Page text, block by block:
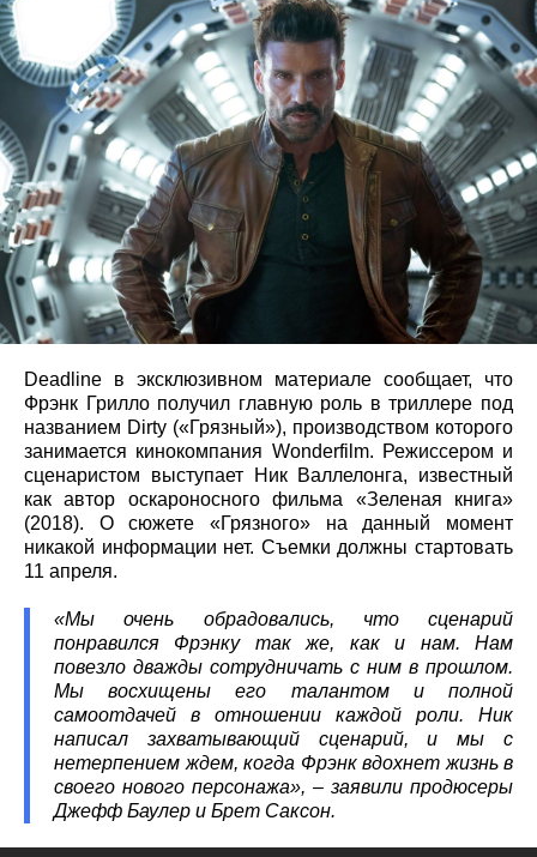
Deadline в эксклюзивном материале сообщает, что
Фрэнк Грилло получил главную роль в триллере под
названием Dirty («Грязный»), производством которого
занимается кинокомпания Wonderfilm. Режиссером и
сценаристом выступает Ник Валлелонга, известный
как автор оскароносного фильма «Зеленая книга»
(2018). О сюжете «Грязного» на данный момент
никакой информации нет. Съемки должны стартовать
11 апреля.
«Мы очень обрадовались, что сценарий
понравился Фрэнку так же, как и нам. Нам
повезло дважды сотрудничать с ним в прошлом.
Мы восхищены его талантом и полной
самоотдачей в отношении каждой роли. Ник
написал захватывающий сценарий, и мы с
нетерпением ждем, когда Фрэнк вдохнет жизнь в
своего нового персонажа», – заявили продюсеры
Джефф Баулер и Брет Саксон.